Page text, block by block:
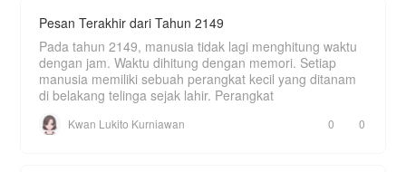
Pesan Terakhir dari Tahun 2149
Pada tahun 2149, manusia tidak lagi menghitung waktu
dengan jam. Waktu dihitung dengan memori. Setiap
manusia memiliki sebuah perangkat kecil yang ditanam
di belakang telinga sejak lahir. Perangkat
Kwan Lukito Kurniawan 0 0